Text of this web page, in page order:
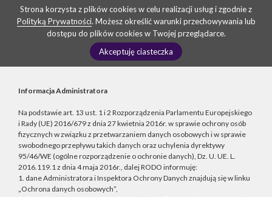
Strona korzysta z plików cookies w celu realizacji usług i zgodnie z
Polityką Prywatności. Możesz określić warunki przechowywania lub
dostępu do plików cookies w Twojej przeglądarce.
Akceptuję ciasteczka
Informacja Administratora
Na podstawie art. 13 ust. 1 i 2 Rozporządzenia Parlamentu Europejskiego
i Rady (UE) 2016/679 z dnia 27 kwietnia 2016r. w sprawie ochrony osób
fizycznych w związku z przetwarzaniem danych osobowych i w sprawie
swobodnego przepływu takich danych oraz uchylenia dyrektywy
95/46/WE (ogólne rozporządzenie o ochronie danych), Dz. U. UE. L.
2016.119.1 z dnia 4 maja 2016r., dalej RODO informuję:
1. dane Administratora i Inspektora Ochrony Danych znajdują się w linku
„Ochrona danych osobowych”,